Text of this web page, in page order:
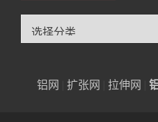
铝网 扩张网 拉伸网